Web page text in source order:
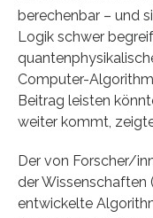
berechenbar – und
Logik schwer
Computer-
Beitrag leisten
weiter kommt,
Der von Forscher/
der Wissenschaften
entwickelte